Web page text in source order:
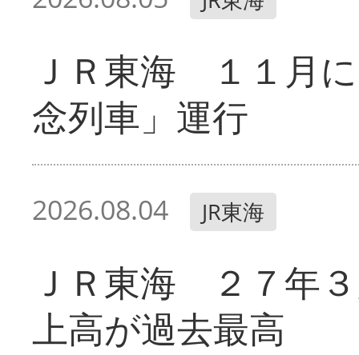
ＪＲ東海 １１月
念列車」運行
2026.08.04 JR東海
ＪＲ東海 ２７年
上高が過去最高